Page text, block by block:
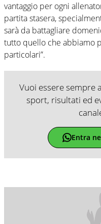
vantaggio per ogni
partita stasera,
sarà da battagliare
tutto quello che abbiamo
particolari”.
Vuoi essere sempre
sport, risultati ed
Entra